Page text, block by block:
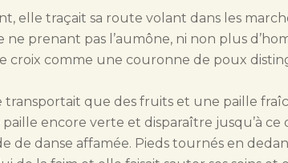
elle traçait sa route volant dans les
prenant pas l’aumône, ni non plus
croix comme une couronne de poux
transportait que des fruits et une paille
encore verte et disparaître jusqu’à ce
de danse affamée. Pieds tournés en